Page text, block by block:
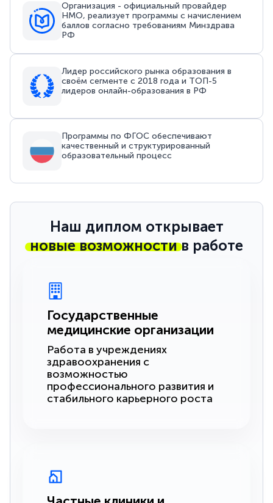
Организация - официальный провайдер
НМО, реализует программы с начислением
баллов согласно требованиям Минздрава
РФ
Лидер российского рынка образования в
своём сегменте с 2018 года и ТОП-5
лидеров онлайн-образования в РФ
Программы по ФГОС обеспечивают
качественный и структурированный
образовательный процесс
Наш диплом открывает
новые возможностив работе
Государственные
медицинские организации
Работа в учреждениях
здравоохранения с
возможностью
профессионального развития и
стабильного карьерного роста